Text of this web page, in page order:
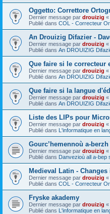
Oggetto: Correttore
Dernier message par drouizig «
Publié dans COL - Correcteur
An Drouizig Difazier -
Dernier message par drouizig «
Publié dans An DROUIZIG
Que faire si le correcteur
Dernier message par drouizig «
Publié dans An DROUIZIG
Que faire si la langue
Dernier message par drouizig «
Publié dans An DROUIZIG
Liste des LIPs pour
Dernier message par drouizig «
Publié dans L'informatique en
Gourc’hemennoù a-
Dernier message par drouizig «
Publié dans Danvezioù all a-bep
Medieval Latin -
Dernier message par drouizig «
Publié dans COL - Correcteur
Fryske akademy
Dernier message par drouizig «
Publié dans L'informatique en